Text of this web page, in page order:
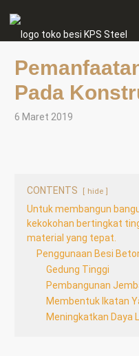
Pada
6 Maret 2019
CONTENTS hide
Untuk membangun
kekokohan bertingkat
material yang tepat.
Penggunaan Besi
Gedung Tinggi
Pembangunan
Membentuk Ikatan
Meningkatkan Daya